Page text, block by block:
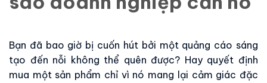
Bạn đã bao giờ bị cuốn hút bởi một quảng cáo sáng
tạo đến nỗi không thể quên được? Hay quyết định
mua một sản phẩm chỉ vì nó mang lại cảm giác đặc